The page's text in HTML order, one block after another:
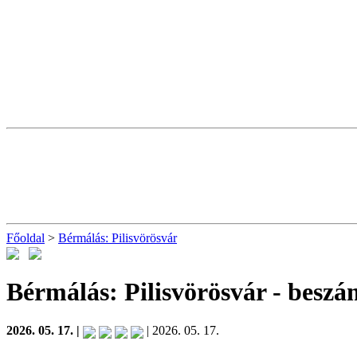
Főoldal > Bérmálás: Pilisvörösvár
Bérmálás: Pilisvörösvár-
2026. 05. 17. | | 2026. 05. 17.